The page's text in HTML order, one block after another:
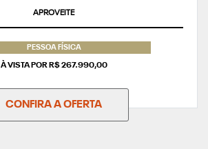
APROVEITE
PESSOA FÍSICA
À VISTA POR R$ 267.990,00
CONFIRA A OFERTA